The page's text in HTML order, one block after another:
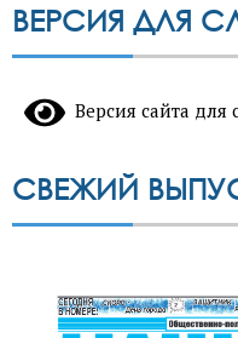
ВЕРСИЯ ДЛЯ
Версия сайта для
СВЕЖИЙ